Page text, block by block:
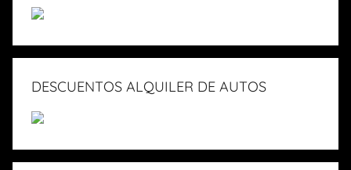
DESCUENTOS ALQUILER DE AUTOS